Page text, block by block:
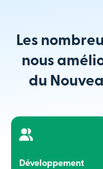
Les
nous
du
Développement